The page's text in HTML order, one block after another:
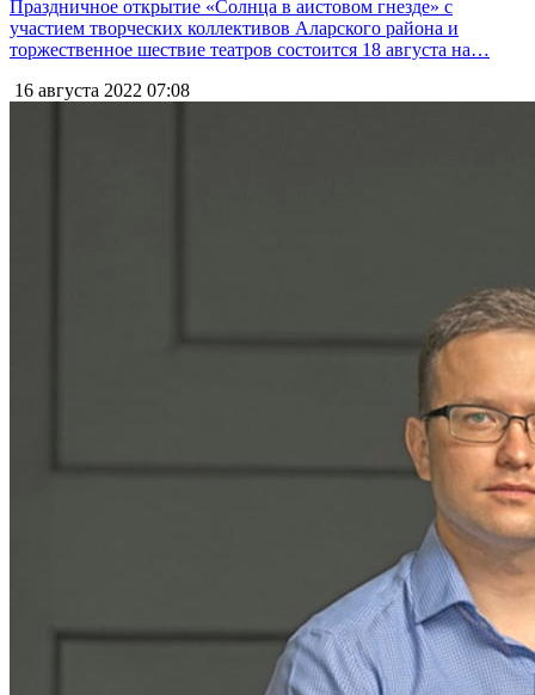
Праздничное открытие «Солнца в аистовом гнезде» с
участием творческих коллективов Аларского района и
торжественное шествие театров состоится 18 августа на…
16 августа 2022 07:08